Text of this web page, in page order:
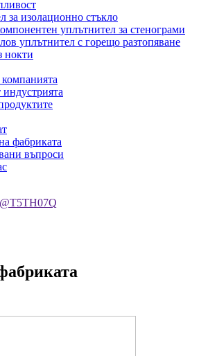
за изолационно стъкло
уплътнител за стенограми
уплътнител с горещо разтопяване
нокти
фабриката
въпроси